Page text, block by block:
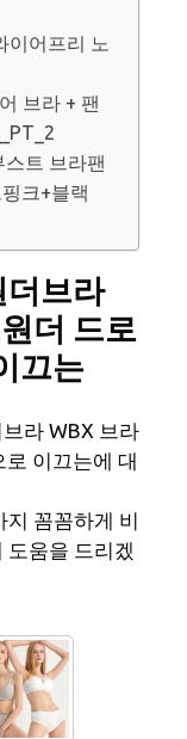
이어프리 노
브라 + 팬
트 브라팬
크+블랙
더브라
더 드로
끄는
라 WBX 브라
이끄는에 대
지 꼼꼼하게 비
도움을 드리겠